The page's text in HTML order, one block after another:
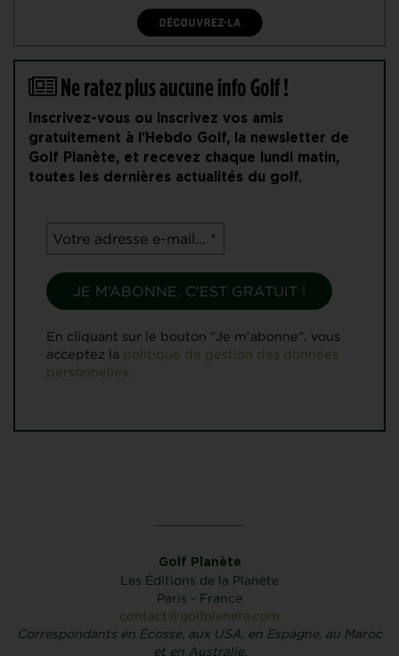
Ne ratez plus aucune info Golf !
Inscrivez-vous ou inscrivez vos amis
gratuitement à l'Hebdo Golf, la newsletter de
Golf Planète, et recevez chaque lundi matin,
toutes les dernières actualités du golf.
En cliquant sur le bouton "Je m'abonne", vous
acceptez la politique de gestion des données
personnelles.
Golf Planète
Les Éditions de la Planète
Paris - France
contact@golfplanete.com
Correspondants en Écosse, aux USA, en Espagne, au Maroc
et en Australie.